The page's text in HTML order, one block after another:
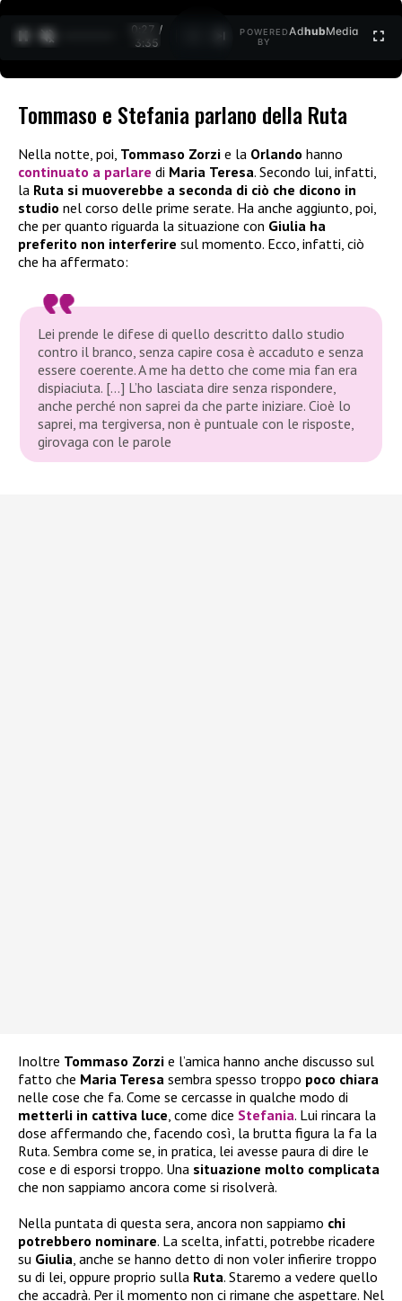
0:27 /
3:35
POWERED
BY
AdhubMedia
Tommaso e Stefania parlano della Ruta
Nella notte, poi, Tommaso Zorzi e la Orlando hanno
continuato a parlare di Maria Teresa. Secondo lui, infatti,
la Ruta si muoverebbe a seconda di ciò che dicono in
studio nel corso delle prime serate. Ha anche aggiunto, poi,
che per quanto riguarda la situazione con Giulia ha
preferito non interferire sul momento. Ecco, infatti, ciò
che ha affermato:
Lei prende le difese di quello descritto dallo studio
contro il branco, senza capire cosa è accaduto e senza
essere coerente. A me ha detto che come mia fan era
dispiaciuta. […] L’ho lasciata dire senza rispondere,
anche perché non saprei da che parte iniziare. Cioè lo
saprei, ma tergiversa, non è puntuale con le risposte,
girovaga con le parole
Inoltre Tommaso Zorzi e l’amica hanno anche discusso sul
fatto che Maria Teresa sembra spesso troppo poco chiara
nelle cose che fa. Come se cercasse in qualche modo di
metterli in cattiva luce , come dice Stefania. Lui rincara la
dose affermando che, facendo così, la brutta figura la fa la
Ruta. Sembra come se, in pratica, lei avesse paura di dire le
cose e di esporsi troppo. Una situazione molto complicata
che non sappiamo ancora come si risolverà.
Nella puntata di questa sera, ancora non sappiamo chi
potrebbero nominare. La scelta, infatti, potrebbe ricadere
su Giulia , anche se hanno detto di non voler infierire troppo
su di lei, oppure proprio sulla Ruta. Staremo a vedere quello
che accadrà. Per il momento non ci rimane che aspettare. Nel